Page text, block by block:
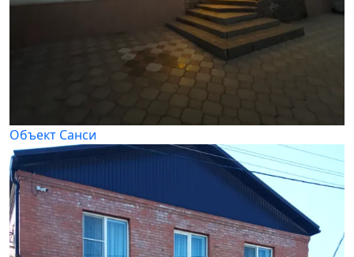
Объект Санси